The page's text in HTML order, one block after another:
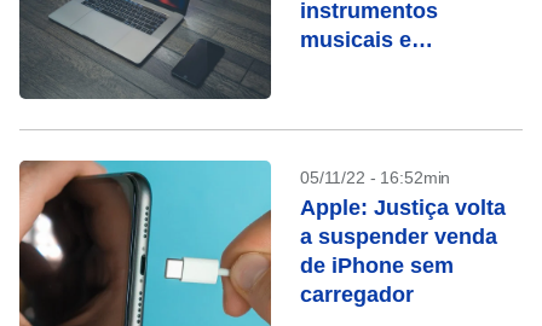
instrumentos
musicais e
05/11/22 - 16:52min
Apple: Justiça volta
a suspender venda
de iPhone sem
carregador